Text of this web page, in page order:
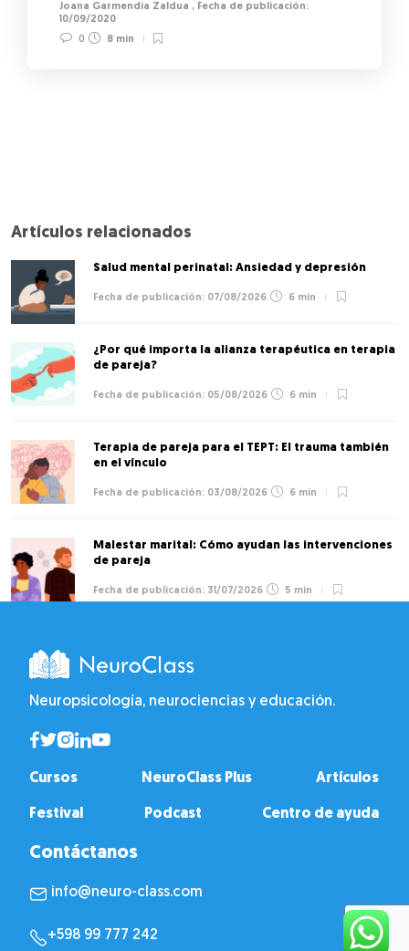
Joana Garmendia Zaldua ,
10/09/2020
0
8 min
Artículos relacionados
Salud mental perinatal: Ansiedad y depresión
07/08/2026 6 min
¿Por qué importa la alianza terapéutica en terapia
de pareja?
05/08/2026 6 min
Terapia de pareja para el TEPT: El trauma también
en el vínculo
03/08/2026 6 min
Malestar marital: Cómo ayudan las intervenciones
de pareja
31/07/2026 5 min
Neuropsicología, neurociencias y educación.
Cursos NeuroClass Plus Artículos
Festival Podcast Centro de ayuda
Contáctanos
info@neuro-class.com
+598 99 777 242